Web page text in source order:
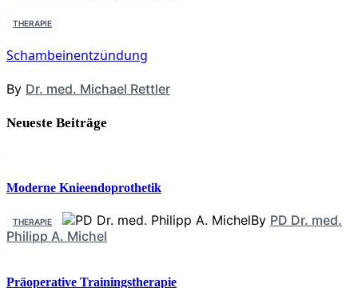
THERAPIE
Schambeinentzündung
By Dr. med. Michael Rettler
Neueste Beiträge
Moderne Knieendoprothetik
THERAPIE By PD Dr. med.
Philipp A. Michel
Präoperative Trainingstherapie